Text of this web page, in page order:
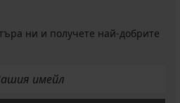
ни и получете най-добрите